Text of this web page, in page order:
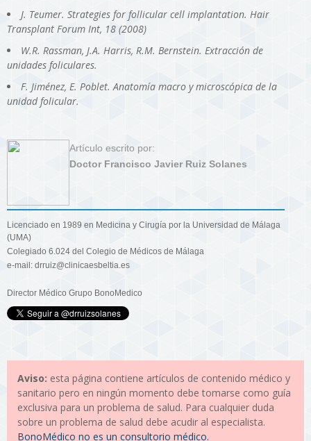
J. Teumer. Strategies for follicular cell implantation. Hair
Transplant Forum Int, 18 (2008)
W.R. Rassman, J.A. Harris, R.M. Bernstein. Extracción de
unidades foliculares.
F. Jiménez, E. Poblet. Anatomía macro y microscópica de la
unidad folicular.
Artículo escrito por:
Doctor Francisco Javier Ruiz Solanes
Licenciado en 1989 en Medicina y Cirugía por la Universidad de Málaga
(UMA)
Colegiado 6.024 del Colegio de Médicos de Málaga
e-mail: drruiz@clinicaesbeltia.es
Director Médico Grupo BonoMedico
Aviso: esta página contiene artículos de contenido médico y
sanitario pero en ningún momento debe tomarse como guía
exclusiva para un problema de salud. Para cualquier duda
sobre un problema de salud debe acudir al especialista.
BonoMédico no es un consultorio médico.